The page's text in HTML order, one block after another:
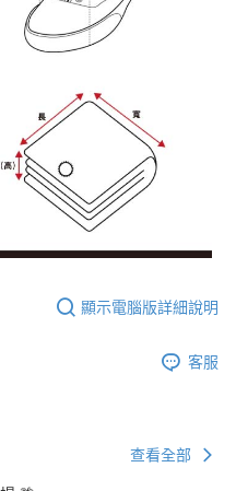
顯示電腦版詳細說明
客服
查看全部